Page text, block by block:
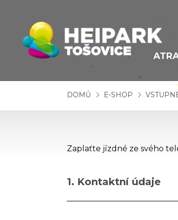
DOMŮ E-SHOP
Zaplaťte jízdné ze svého
1. Kontaktní údaje